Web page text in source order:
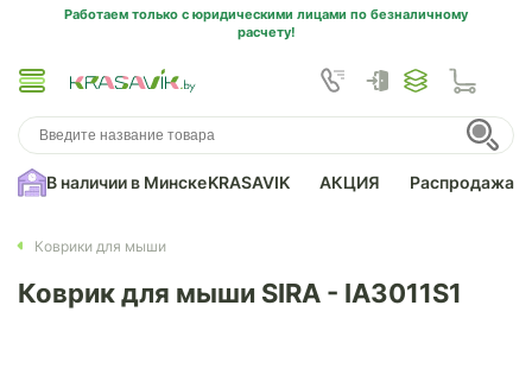
Работаем только с юридическими лицами по безналичному
расчету!
В наличии в МинскеKRASAVIK АКЦИЯ Распродажа
Коврики для мыши
Коврик для мыши SIRA - IA3011S1